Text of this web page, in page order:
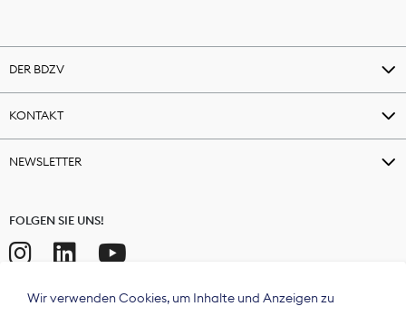
DER BDZV
KONTAKT
NEWSLETTER
FOLGEN SIE UNS!
Wir verwenden Cookies, um Inhalte und Anzeigen zu